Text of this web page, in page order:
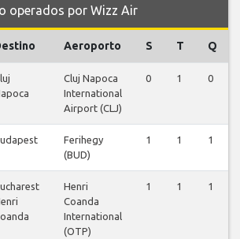
operados por Wizz Air
Aeroporto S T Q
Cluj Napoca
International
Airport (CLJ)
0 1 0
Ferihegy
(BUD)
1 1 1
Henri
Coanda
International
(OTP)
1 1 1